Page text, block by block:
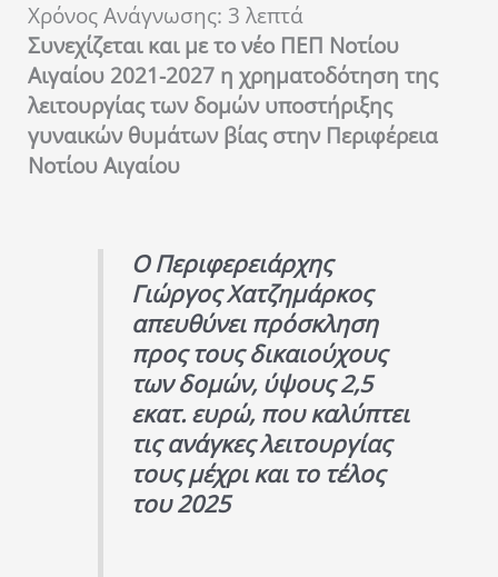
Χρόνος Ανάγνωσης: 3 λεπτά
Συνεχίζεται και με το νέο ΠΕΠ Νοτίου
Αιγαίου 2021-2027 η χρηματοδότηση της
λειτουργίας των δομών υποστήριξης
γυναικών θυμάτων βίας στην Περιφέρεια
Νοτίου Αιγαίου
Ο Περιφερειάρχης
Γιώργος Χατζημάρκος
απευθύνει πρόσκληση
προς τους δικαιούχους
των δομών, ύψους 2,5
εκατ. ευρώ, που καλύπτει
τις ανάγκες λειτουργίας
τους μέχρι και το τέλος
του 2025